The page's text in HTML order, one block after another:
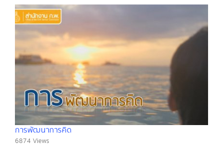
การพัฒนาการคิด
6874 Views